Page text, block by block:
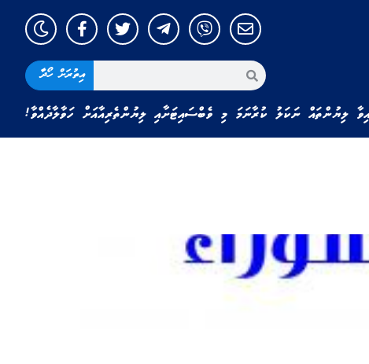
އިތުރަށް ހޯދާ
ލިޔުންތައް ނަކަލު ކުރާނަމަ މި ވެބްސައިޓަށާއި ލިޔުންތެރިއާއަށް ހަވާލާދެއްވާ!